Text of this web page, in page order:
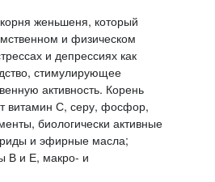
женьшеня, который
и физическом
и депрессиях как
стимулирующее
активность. Корень
витамин С, серу, фосфор,
биологически активные
и эфирные масла;
В и Е, макро- и